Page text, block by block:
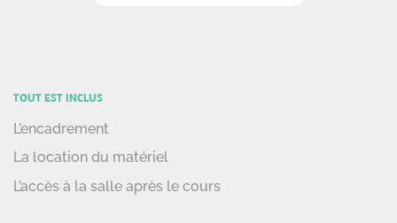
TOUT EST INCLUS
L’encadrement
La location du matériel
L’accès à la salle après le cours